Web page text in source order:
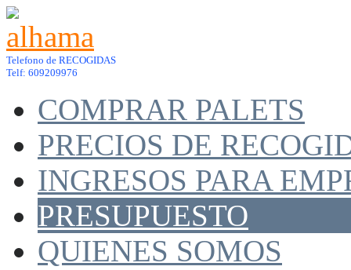
Telefono de RECOGIDAS
Telf: 609209976
COMPRAR PALETS
PRECIOS DE
INGRESOS PARA
PRESUPUESTO
QUIENES SOMOS